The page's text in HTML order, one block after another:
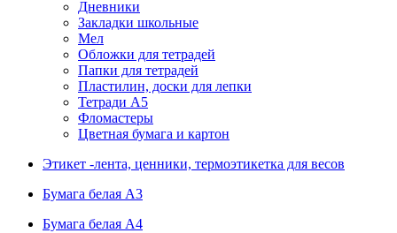
Дневники
Закладки школьные
Мел
Обложки для тетрадей
Папки для тетрадей
Пластилин, доски для лепки
Тетради А5
Фломастеры
Цветная бумага и картон
Этикет -лента, ценники, термоэтикетка для весов
Бумага белая А3
Бумага белая А4